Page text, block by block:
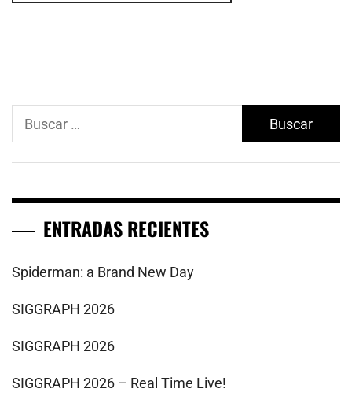
Buscar:
ENTRADAS RECIENTES
Spiderman: a Brand New Day
SIGGRAPH 2026
SIGGRAPH 2026
SIGGRAPH 2026 – Real Time Live!